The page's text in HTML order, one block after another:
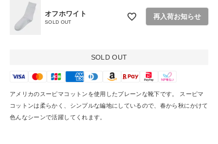
オフホワイト
SOLD OUT
再入荷お知らせ
SOLD OUT
アメリカのスーピマコットンを使用したプレーンな靴下です。 スーピマ
コットンは柔らかく、シンプルな編地にしているので、春から秋にかけて
色んなシーンで活躍してくれます。